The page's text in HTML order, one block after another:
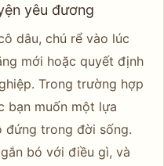
yêu đương
dâu, chú rể vào lúc
mới hoặc quyết định
Trong trường hợp
bạn muốn một lựa
đứng trong đời sống.
bó với điều gì, và